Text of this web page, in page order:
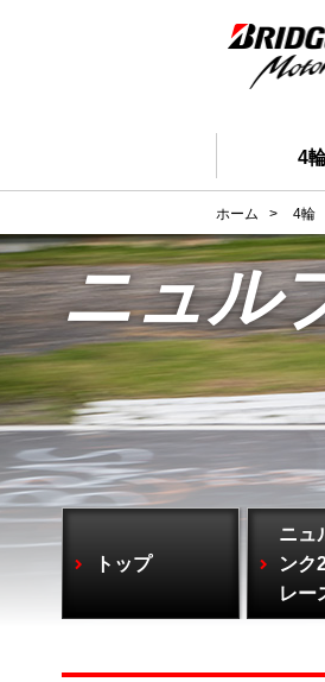
4
ホーム > 4輪
ニュル
トップ
ニュ
ンク
レー